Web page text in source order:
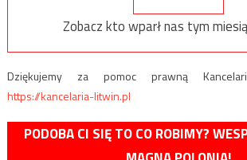
Zobacz kto wparł nas tym
Dziękujemy za pomoc prawną
https://kancelaria-litwin.pl
PODOBA CI SIĘ TO CO ROBIMY?